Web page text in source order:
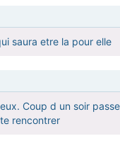
saura etre la pour elle
Coup d un soir
rencontrer